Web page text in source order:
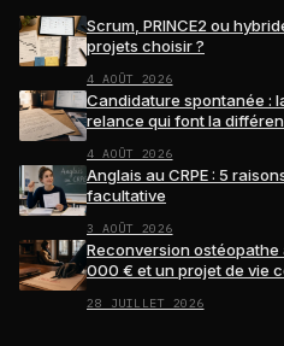
Scrum, PRINCE2 ou
projets choisir ?
4 AOÛT 2026
Candidature spontanée :
relance qui font la
4 AOÛT 2026
Anglais au CRPE : 5
facultative
3 AOÛT 2026
Reconversion ostéopathe
000 € et un projet de vie
28 JUILLET 2026